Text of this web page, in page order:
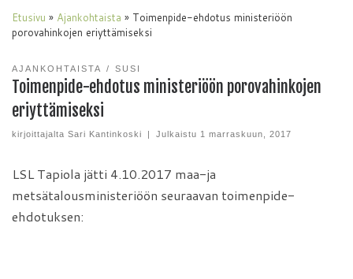
Etusivu » Ajankohtaista » Toimenpide-ehdotus ministeriöön
porovahinkojen eriyttämiseksi
AJANKOHTAISTA SUSI
Toimenpide-ehdotus ministeriöön porovahinkojen
eriyttämiseksi
kirjoittajalta Sari Kantinkoski | Julkaistu 1 marraskuun, 2017
LSL Tapiola jätti 4.10.2017 maa-ja
metsätalousministeriöön seuraavan toimenpide-
ehdotuksen: